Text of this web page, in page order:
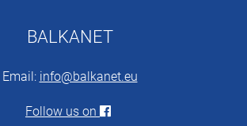
BALKANET
Email: info@balkanet.eu
Follow us on